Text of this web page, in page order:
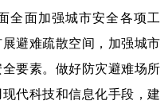
全面加强城市安全各项工
避难疏散空间，加强城市
要素。做好防灾避难场所
代科技和信息化手段，建